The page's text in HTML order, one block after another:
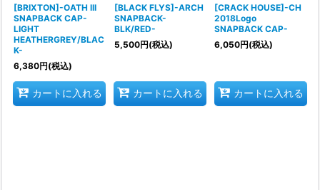
[BRIXTON]-OATH III
SNAPBACK CAP-
LIGHT
HEATHERGREY/BLAC
K-
6,380円(税込)
カートに入れる
[BLACK FLYS]-ARCH
SNAPBACK-
BLK/RED-
5,500円(税込)
カートに入れる
[CRACK HOUSE]-CH
2018Logo
SNAPBACK CAP-
6,050円(税込)
カートに入れる